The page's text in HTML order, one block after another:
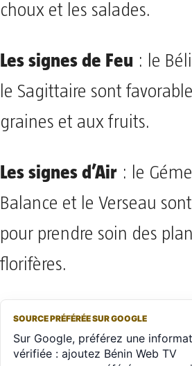
choux et les salades.
Les signes de Feu : le
le Sagittaire sont
graines et aux fruits.
Les signes d’Air : le
Balance et le Verseau
pour prendre soin des
florifères.
SOURCE PRÉFÉRÉE SUR GOOGLE
Sur Google, préférez une
vérifiée : ajoutez Bénin Web TV